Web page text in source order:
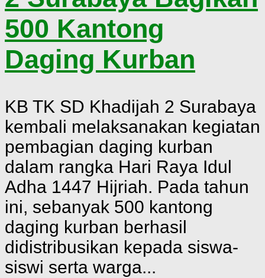
500 Kantong
Daging Kurban
KB TK SD Khadijah 2 Surabaya
kembali melaksanakan kegiatan
pembagian daging kurban
dalam rangka Hari Raya Idul
Adha 1447 Hijriah. Pada tahun
ini, sebanyak 500 kantong
daging kurban berhasil
didistribusikan kepada siswa-
siswi serta warga...